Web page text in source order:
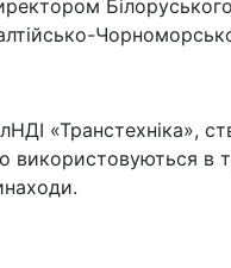
«Транстехніка»,
використовуються в